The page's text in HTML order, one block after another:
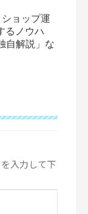
ョップ運
るノウハ
自解説」な